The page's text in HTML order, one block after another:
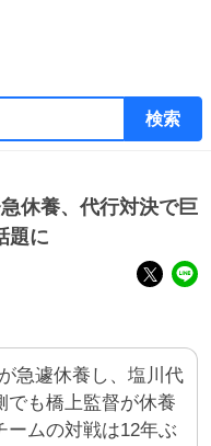
検索
休養、代行対決で巨
題に
急遽休養し、塩川代
でも橋上監督が休養
ームの対戦は12年ぶ